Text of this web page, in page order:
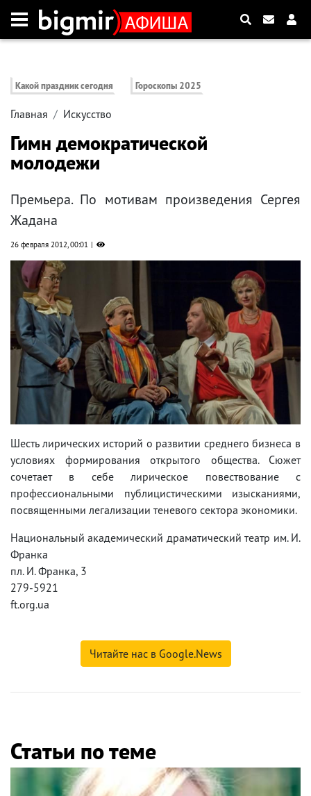
Какой праздник сегодня Гороскопы 2025
Главная Искусство
Гимн демократической
молодежи
Премьера. По мотивам произведения Сергея
Жадана
26 февраля 2012, 00:01
Шесть лирических историй о развитии среднего бизнеса в
условиях формирования открытого общества. Сюжет
сочетает в себе лирическое повествование с
профессиональными публицистическими изысканиями,
посвященными легализации теневого сектора экономики.
Национальный академический драматический театр им. И.
Франка
пл. И. Франка, 3
279-5921
ft.org.ua
Читайте нас в Google.News
Статьи по теме